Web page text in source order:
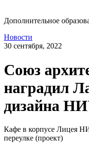
Дополнительное
Новости
30 сентября, 2022
Союз
наградил
дизайна
Кафе в корпусе Лицея
переулке (проект)